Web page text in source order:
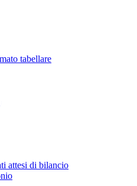
tabellare
attesi di bilancio